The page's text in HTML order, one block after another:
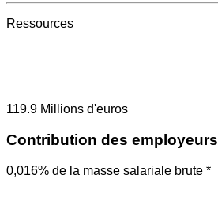
Ressources
119.9 Millions d'euros
Contribution des employeurs
0,016% de la masse salariale brute *